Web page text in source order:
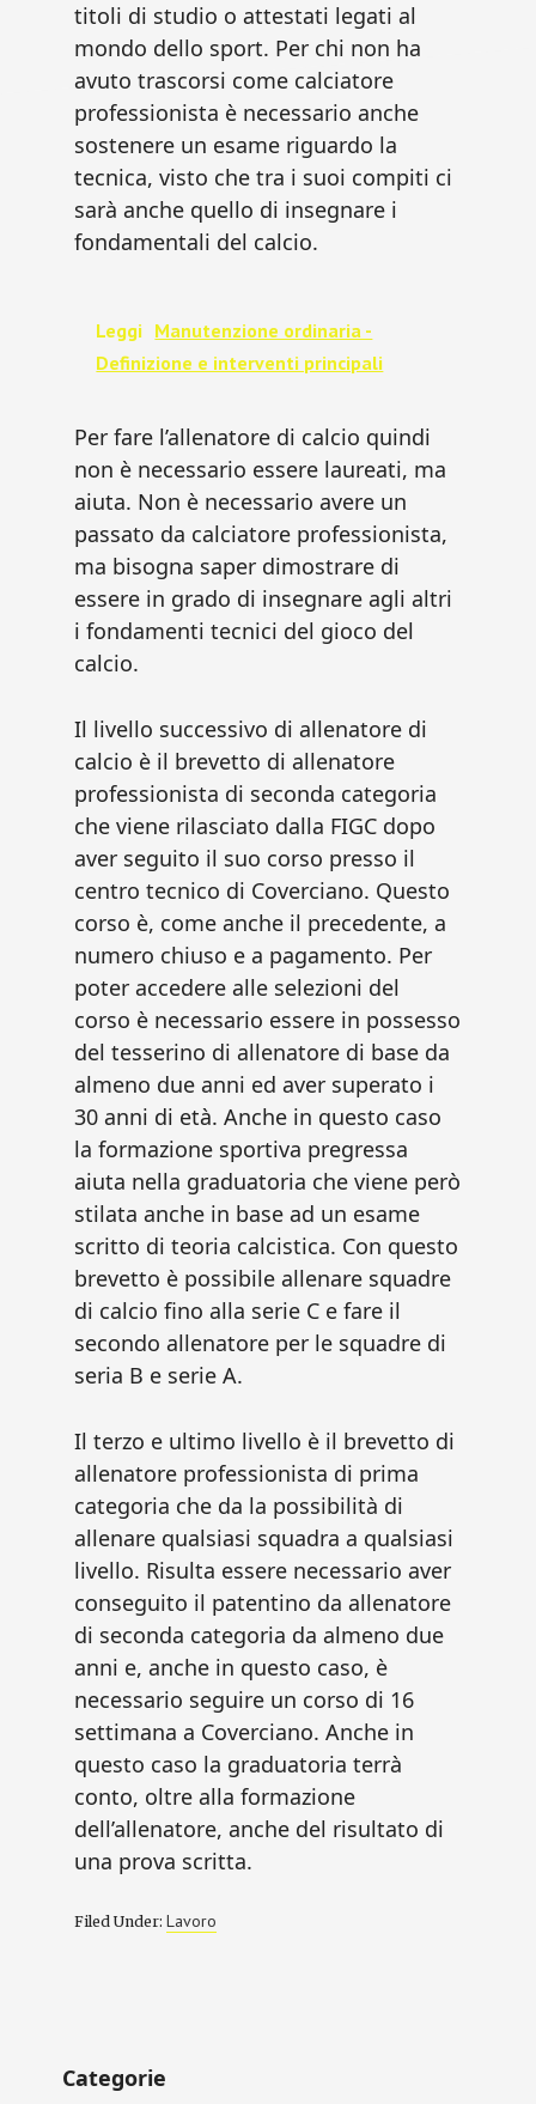
titoli di studio o attestati legati al
mondo dello sport. Per chi non ha
avuto trascorsi come calciatore
professionista è necessario anche
sostenere un esame riguardo la
tecnica, visto che tra i suoi compiti ci
sarà anche quello di insegnare i
fondamentali del calcio.
Leggi Manutenzione ordinaria -
Definizione e interventi principali
Per fare l’allenatore di calcio quindi
non è necessario essere laureati, ma
aiuta. Non è necessario avere un
passato da calciatore professionista,
ma bisogna saper dimostrare di
essere in grado di insegnare agli altri
i fondamenti tecnici del gioco del
calcio.
Il livello successivo di allenatore di
calcio è il brevetto di allenatore
professionista di seconda categoria
che viene rilasciato dalla FIGC dopo
aver seguito il suo corso presso il
centro tecnico di Coverciano. Questo
corso è, come anche il precedente, a
numero chiuso e a pagamento. Per
poter accedere alle selezioni del
corso è necessario essere in possesso
del tesserino di allenatore di base da
almeno due anni ed aver superato i
30 anni di età. Anche in questo caso
la formazione sportiva pregressa
aiuta nella graduatoria che viene però
stilata anche in base ad un esame
scritto di teoria calcistica. Con questo
brevetto è possibile allenare squadre
di calcio fino alla serie C e fare il
secondo allenatore per le squadre di
seria B e serie A.
Il terzo e ultimo livello è il brevetto di
allenatore professionista di prima
categoria che da la possibilità di
allenare qualsiasi squadra a qualsiasi
livello. Risulta essere necessario aver
conseguito il patentino da allenatore
di seconda categoria da almeno due
anni e, anche in questo caso, è
necessario seguire un corso di 16
settimana a Coverciano. Anche in
questo caso la graduatoria terrà
conto, oltre alla formazione
dell’allenatore, anche del risultato di
una prova scritta.
Filed Under: Lavoro
Primary
Categorie